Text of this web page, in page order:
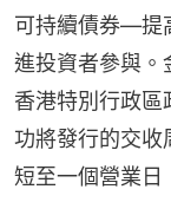
可持續債券—提
進投資者參與
香港特別行政
功將發行的交收
短至一個營業日